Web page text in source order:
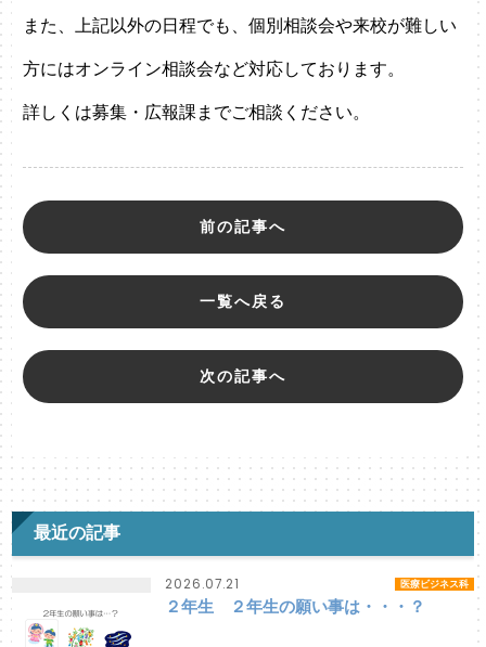
また、上記以外の日程でも、個別相談会や来校が難しい
方にはオンライン相談会など対応しております。
詳しくは募集・広報課までご相談ください。
前の記事へ
一覧へ戻る
次の記事へ
最近の記事
2026.07.21 医療ビジネス科
２年生 ２年生の願い事は・・・？